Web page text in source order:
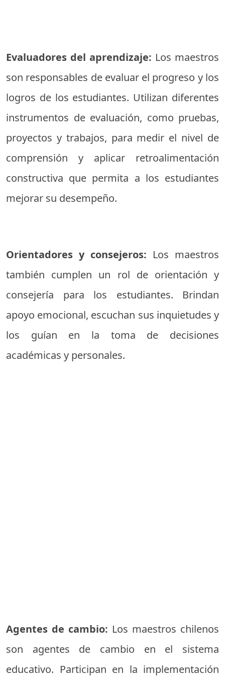
Evaluadores del aprendizaje: Los maestros
son responsables de evaluar el progreso y los
logros de los estudiantes. Utilizan diferentes
instrumentos de evaluación, como pruebas,
proyectos y trabajos, para medir el nivel de
comprensión y aplicar retroalimentación
constructiva que permita a los estudiantes
mejorar su desempeño.
Orientadores y consejeros: Los maestros
también cumplen un rol de orientación y
consejería para los estudiantes. Brindan
apoyo emocional, escuchan sus inquietudes y
los guían en la toma de decisiones
académicas y personales.
Agentes de cambio: Los maestros chilenos
son agentes de cambio en el sistema
educativo. Participan en la implementación